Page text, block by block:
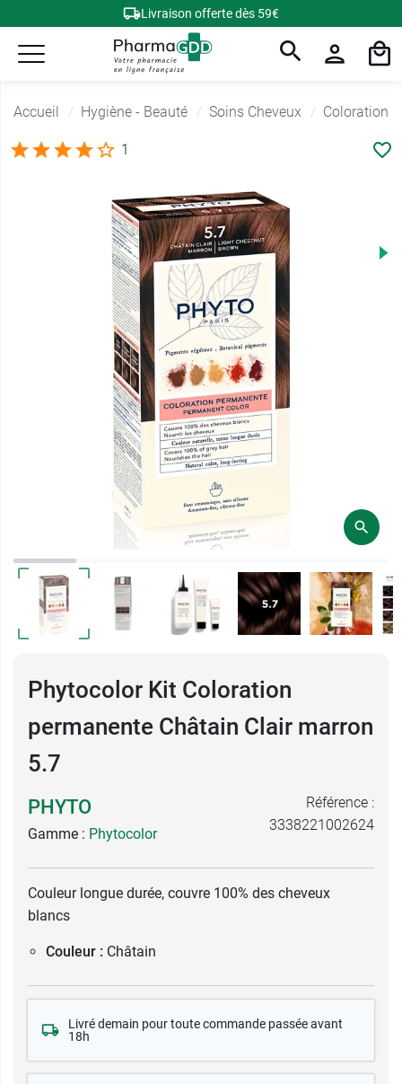
Livraison offerte dès 59€
Accueil Hygiène - Beauté Soins Cheveux Coloration
1
Phytocolor Kit Coloration
permanente Châtain Clair marron
5.7
PHYTO
Gamme : Phytocolor
Référence :
3338221002624
Couleur longue durée, couvre 100% des cheveux
blancs
Couleur : Châtain
Livré demain pour toute commande passée avant
18h